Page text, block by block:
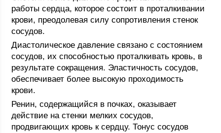
работы сердца, которое состоит в проталкивании
крови, преодолевая силу сопротивления стенок
сосудов.
Диастолическое давление связано с состоянием
сосудов, их способностью проталкивать кровь, в
результате сокращения. Эластичность сосудов,
обеспечивает более высокую проходимость
крови.
Ренин, содержащийся в почках, оказывает
действие на стенки мелких сосудов,
продвигающих кровь к сердцу. Тонус сосудов